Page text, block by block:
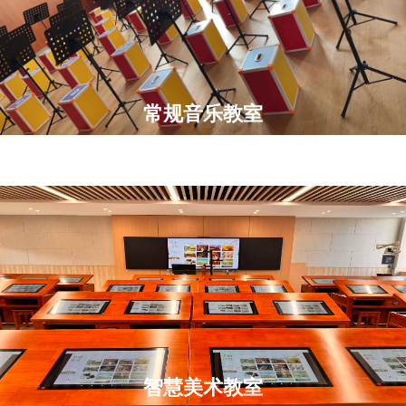
常规音乐教室
智慧美术教室